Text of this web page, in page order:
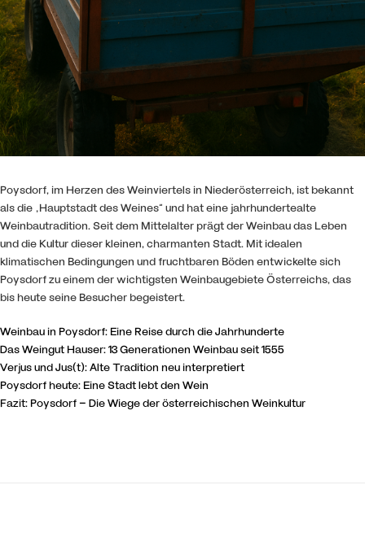
Poysdorf, im Herzen des Weinviertels in Niederösterreich, ist bekannt
als die „Hauptstadt des Weines“ und hat eine jahrhundertealte
Weinbautradition. Seit dem Mittelalter prägt der Weinbau das Leben
und die Kultur dieser kleinen, charmanten Stadt. Mit idealen
klimatischen Bedingungen und fruchtbaren Böden entwickelte sich
Poysdorf zu einem der wichtigsten Weinbaugebiete Österreichs, das
bis heute seine Besucher begeistert.
Weinbau in Poysdorf: Eine Reise durch die Jahrhunderte
Das Weingut Hauser: 13 Generationen Weinbau seit 1555
Verjus und Jus(t): Alte Tradition neu interpretiert
Poysdorf heute: Eine Stadt lebt den Wein
Fazit: Poysdorf – Die Wiege der österreichischen Weinkultur